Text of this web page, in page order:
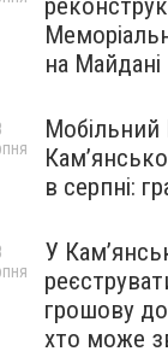
на Майдані
в серпні:
У
грошову
хто може